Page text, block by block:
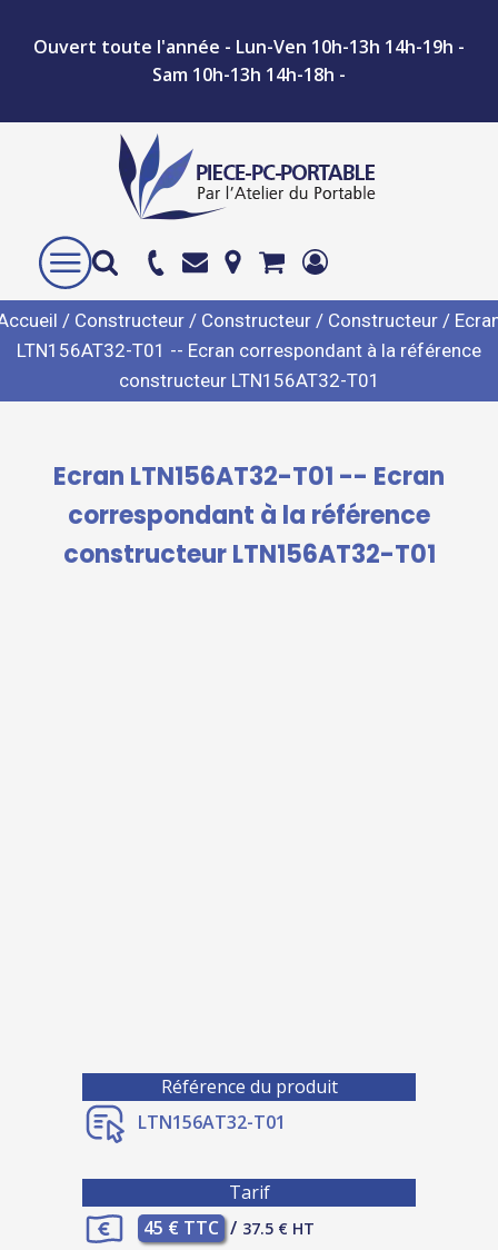
Ouvert toute l'année - Lun-Ven 10h-13h 14h-19h -
Sam 10h-13h 14h-18h -
/ Constructeur / Constructeur / Constructeur /
LTN156AT32-T01 -- Ecran correspondant à la référence
constructeur LTN156AT32-T01
Ecran LTN156AT32-T01 -- Ecran
correspondant à la référence
constructeur LTN156AT32-T01
Référence du produit
LTN156AT32-T01
Tarif
45 € TTC / 37.5 € HT